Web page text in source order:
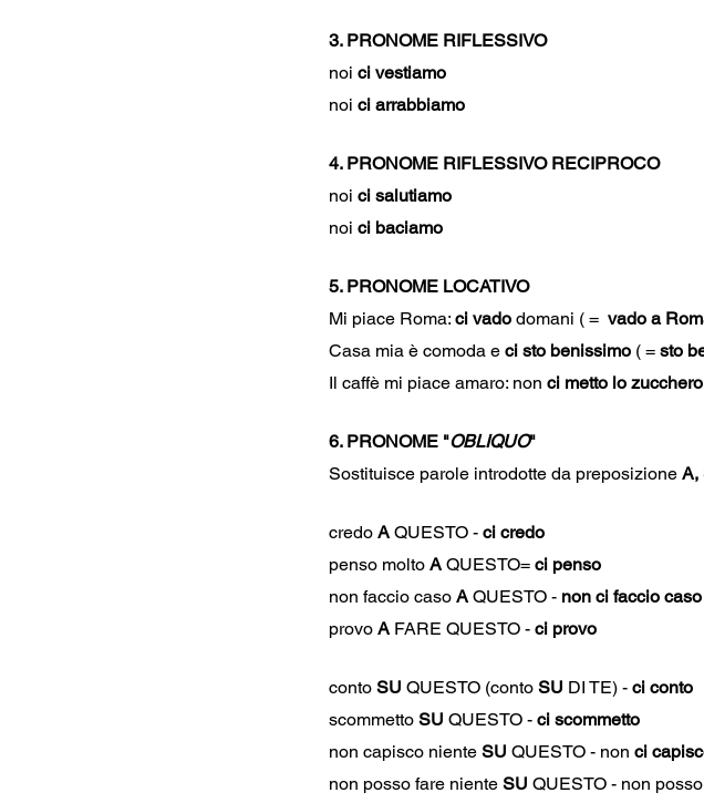
3. PRONOME RIFLESSIVO
noi ci vestiamo
noi ci arrabbiamo
4. PRONOME RIFLESSIVO RECIPROCO
noi ci salutiamo
noi ci baciamo
5. PRONOME LOCATIVO
Mi piace Roma: ci vado domani ( = vado a
Casa mia è comoda e ci sto benissimo ( = sto
Il caffè mi piace amaro: non ci metto lo zucchero
6. PRONOME "OBLIQUO"
Sostituisce parole introdotte da preposizione A,
credo A QUESTO - ci credo
penso molto A QUESTO= ci penso
non faccio caso A QUESTO - non ci faccio caso
provo A FARE QUESTO - ci provo
conto SU QUESTO (conto SU DI TE) - ci conto
scommetto SU QUESTO - ci scommetto
non capisco niente SU QUESTO - non ci
non posso fare niente SU QUESTO - non posso